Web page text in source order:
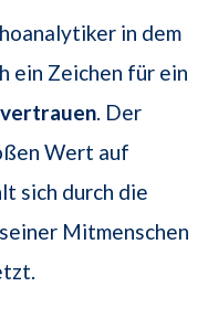
in dem
ein Zeichen für ein
. Der
Wert auf
sich durch die
Mitmenschen